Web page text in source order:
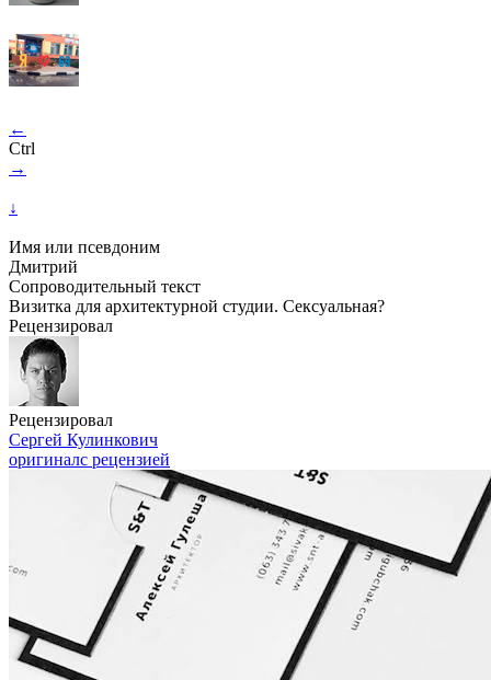
←
Ctrl
→
↓
Имя или псевдоним
Дмитрий
Сопроводительный текст
Визитка для архитектурной студии. Сексуальная?
Рецензировал
Рецензировал
Сергей Кулинкович
оригиналс рецензией